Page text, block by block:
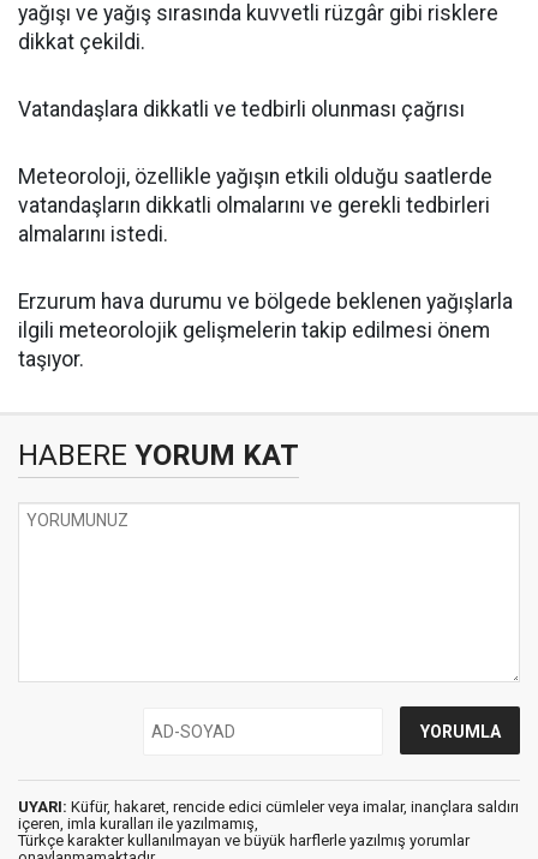
yağışı ve yağış sırasında kuvvetli rüzgâr gibi risklere
dikkat çekildi.
Vatandaşlara dikkatli ve tedbirli olunması çağrısı
Meteoroloji, özellikle yağışın etkili olduğu saatlerde
vatandaşların dikkatli olmalarını ve gerekli tedbirleri
almalarını istedi.
Erzurum hava durumu ve bölgede beklenen yağışlarla
ilgili meteorolojik gelişmelerin takip edilmesi önem
taşıyor.
HABERE YORUM KAT
UYARI: Küfür, hakaret, rencide edici cümleler veya imalar, inançlara saldırı
içeren, imla kuralları ile yazılmamış,
Türkçe karakter kullanılmayan ve büyük harflerle yazılmış yorumlar